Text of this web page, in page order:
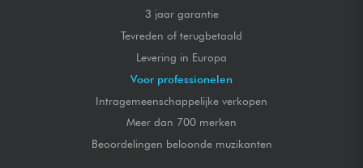
3 jaar garantie
Tevreden of terugbetaald
Levering in Europa
Voor professionelen
Intragemeenschappelijke verkopen
Meer dan 700 merken
Beoordelingen beloonde muzikanten